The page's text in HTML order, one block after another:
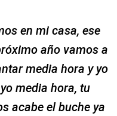
en mi casa, ese
año vamos a
media hora y yo
media hora, tu
acabe el buche ya